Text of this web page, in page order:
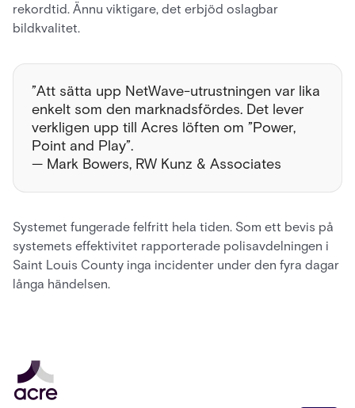
rekordtid. Ännu viktigare, det erbjöd oslagbar
bildkvalitet.
”Att sätta upp NetWave-utrustningen var lika
enkelt som den marknadsfördes. Det lever
verkligen upp till Acres löften om ”Power,
Point and Play”.
— Mark Bowers, RW Kunz & Associates
Systemet fungerade felfritt hela tiden. Som ett bevis på
systemets effektivitet rapporterade polisavdelningen i
Saint Louis County inga incidenter under den fyra dagar
långa händelsen.